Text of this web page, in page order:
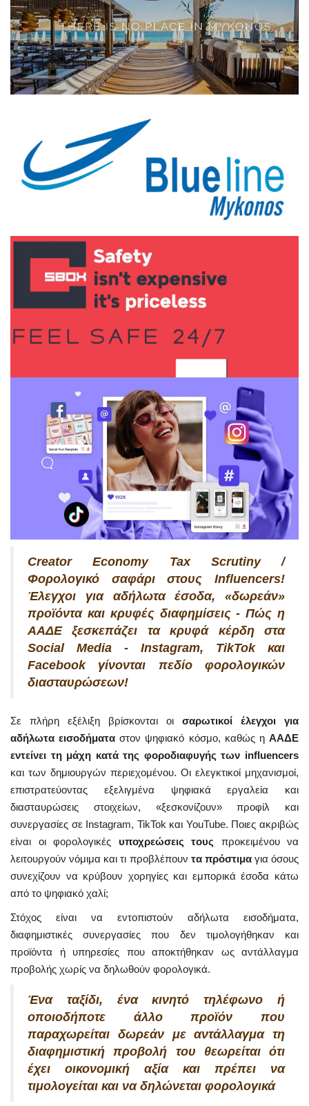
Creator Economy Tax Scrutiny /
Φορολογικό σαφάρι στους Influencers!
Έλεγχοι για αδήλωτα έσοδα, «δωρεάν»
προϊόντα και κρυφές διαφημίσεις - Πώς η
ΑΑΔΕ ξεσκεπάζει τα κρυφά κέρδη στα
Social Media - Instagram, TikTok και
Facebook γίνονται πεδίο φορολογικών
διασταυρώσεων!
Σε πλήρη εξέλιξη βρίσκονται οι σαρωτικοί έλεγχοι για
αδήλωτα εισοδήματα στον ψηφιακό κόσμο, καθώς ηΑΑΔΕ
εντείνει τη μάχη κατά της φοροδιαφυγής των influencers
και των δημιουργών περιεχομένου. Οι ελεγκτικοί μηχανισμοί,
επιστρατεύοντας εξελιγμένα ψηφιακά εργαλεία και
διασταυρώσεις στοιχείων, «ξεσκονίζουν» προφίλ και
συνεργασίες σε Instagram, TikTok και YouTube. Ποιες ακριβώς
είναι οι φορολογικές υποχρεώσεις τους προκειμένου να
λειτουργούν νόμιμα και τι προβλέπουν τα πρόστιμαγια όσους
συνεχίζουν να κρύβουν χορηγίες και εμπορικά έσοδα κάτω
από το ψηφιακό χαλί;
Στόχος είναι να εντοπιστούν αδήλωτα εισοδήματα,
διαφημιστικές συνεργασίες που δεν τιμολογήθηκαν και
προϊόντα ή υπηρεσίες που αποκτήθηκαν ως αντάλλαγμα
προβολής χωρίς να δηλωθούν φορολογικά.
Ένα ταξίδι, ένα κινητό τηλέφωνο ή
οποιοδήποτε άλλο προϊόν που
παραχωρείται δωρεάν με αντάλλαγμα τη
διαφημιστική προβολή του θεωρείται ότι
έχει οικονομική αξία και πρέπει να
τιμολογείται και να δηλώνεται φορολογικά